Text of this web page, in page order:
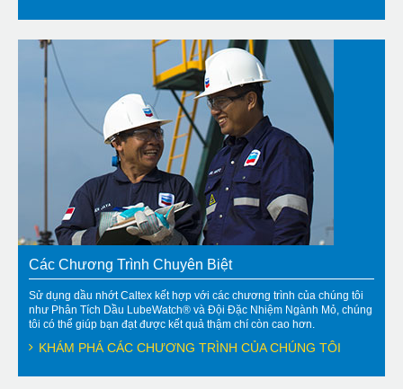
Các Chương Trình Chuyên Biệt
Sử dụng dầu nhớt Caltex kết hợp với các chương trình của chúng tôi
như Phân Tích Dầu LubeWatch® và Đội Đặc Nhiệm Ngành Mỏ, chúng
tôi có thể giúp bạn đạt được kết quả thậm chí còn cao hơn.
KHÁM PHÁ CÁC CHƯƠNG TRÌNH CỦA CHÚNG TÔI